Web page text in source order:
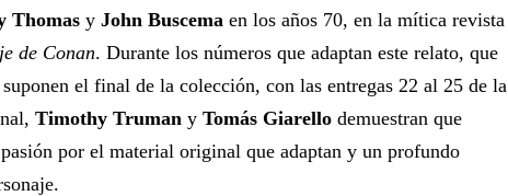
Thomas y John Buscema en los años 70, en la mítica revista
de Conan. Durante los números que adaptan este relato, que
el final de la colección, con las entregas 22 al 25 de la
Timothy Truman y Tomás Giarello demuestran que
por el material original que adaptan y un profundo